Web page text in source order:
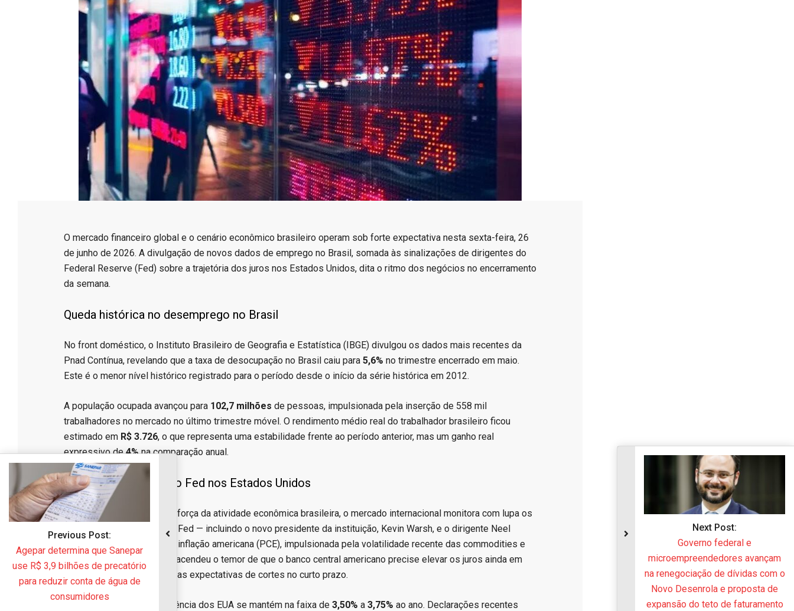
​O mercado financeiro global e o cenário econômico brasileiro operam sob forte expectativa nesta sexta-feira, 26
de junho de 2026. A divulgação de novos dados de emprego no Brasil, somada às sinalizações de dirigentes do
Federal Reserve (Fed) sobre a trajetória dos juros nos Estados Unidos, dita o ritmo dos negócios no encerramento
da semana.
​Queda histórica no desemprego no Brasil
​No front doméstico, o Instituto Brasileiro de Geografia e Estatística (IBGE) divulgou os dados mais recentes da
Pnad Contínua, revelando que a taxa de desocupação no Brasil caiu para 5,6% no trimestre encerrado em maio.
Este é o menor nível histórico registrado para o período desde o início da série histórica em 2012.
​A população ocupada avançou para 102,7 milhões de pessoas, impulsionada pela inserção de 558 mil
trabalhadores no mercado no último trimestre móvel. O rendimento médio real do trabalhador brasileiro ficou
estimado em R$ 3.726, o que representa uma estabilidade frente ao período anterior, mas um ganho real
expressivo de4%na comparação anual.
​Alerta e cautela com o Fed nos Estados Unidos
​Apesar do otimismo com a força da atividade econômica brasileira, o mercado internacional monitora com lupa os
discursos de dirigentes do Fed — incluindo o novo presidente da instituição, Kevin Warsh, e o dirigente Neel
Kashkari. A persistência da inflação americana (PCE), impulsionada pela volatilidade recente das commodities e
pela economia aquecida, reacendeu o temor de que o banco central americano precise elevar os juros ainda em
2026, abandonando de vez as expectativas de cortes no curto prazo.
​Atualmente, a taxa de referência dos EUA se mantém na faixa de 3,50% a 3,75% ao ano. Declarações recentes
Previous Post:
determina que Sanepar
3,9 bilhões de precatório
reduzir conta de água de
consumidores
Next Post:
Governo federal e
microempreendedores
na renegociação de dívidas
Novo Desenrola e
expansão do teto de